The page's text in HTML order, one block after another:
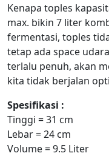
Kenapa toples
max. bikin 7 liter
fermentasi, toples
tetap ada space
terlalu penuh, akan
kita tidak berjalan
Spesifikasi :
Tinggi = 31 cm
Lebar = 24 cm
Volume = 9.5 Liter